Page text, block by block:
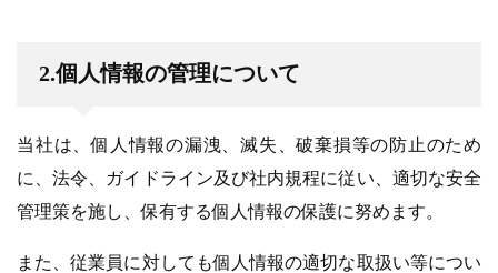
2.個人情報の管理について
当社は、個人情報の漏洩、滅失、破棄損等の防止のため
に、法令、ガイドライン及び社内規程に従い、適切な安全
管理策を施し、保有する個人情報の保護に努めます。
また、従業員に対しても個人情報の適切な取扱い等につい